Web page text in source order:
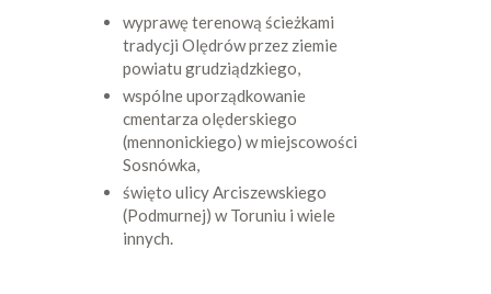
wyprawę terenową ścieżkami
tradycji Olędrów przez ziemie
powiatu grudziądzkiego,
wspólne uporządkowanie
cmentarza olęderskiego
(mennonickiego) w miejscowości
Sosnówka,
święto ulicy Arciszewskiego
(Podmurnej) w Toruniu i wiele
innych.